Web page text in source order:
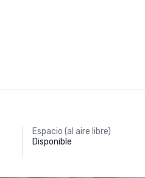
Espacio (al aire libre)
Disponible